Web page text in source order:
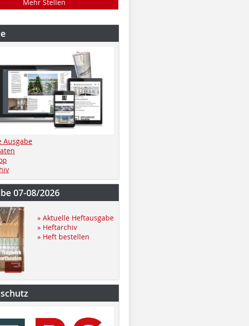
Mehr Stellen
Ausgabe
07-08/2026
» Aktuelle Heftausgabe
» Heftarchiv
» Heft bestellen